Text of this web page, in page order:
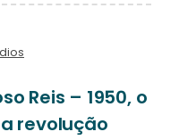
Reis – 1950, o
revolução